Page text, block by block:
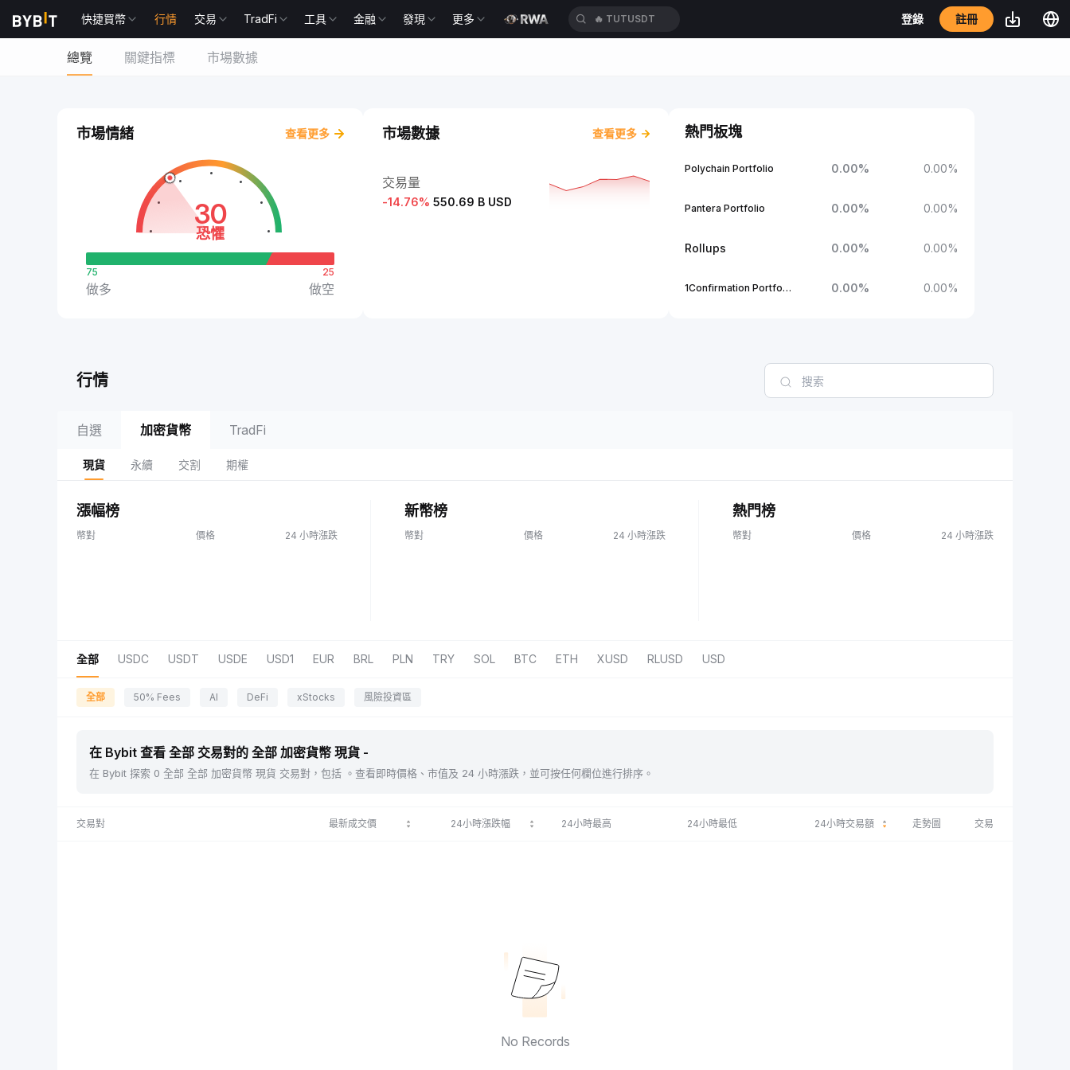
快捷買幣 行情 交易 TradFi 工具 金融 發現 更多 🔥 TUTUSDT 登錄 註冊
總覽 關鍵指標 市場數據
市場情緒 查看更多
30
恐懼
75
做多
25
做空
市場數據 查看更多
交易量
-14.76% 550.69 B USD
熱門板塊
Polychain Portfolio 0.00% 0.00%
Pantera Portfolio 0.00% 0.00%
Rollups 0.00% 0.00%
1Confirmation Portfolio 0.00% 0.00%
行情
自選 加密貨幣 TradFi
現貨 永續 交割 期權
漲幅榜
幣對 價格 24 小時漲跌
新幣榜
幣對 價格 24 小時漲跌
熱門榜
幣對 價格 24 小時漲跌
全部 USDC USDT USDE USD1 EUR BRL PLN TRY SOL BTC ETH XUSD RLUSD USD
全部 50% Fees AI DeFi xStocks 風險投資區
在 Bybit 查看 全部 交易對的 全部 加密貨幣 現貨 -
在 Bybit 探索 0 全部 全部 加密貨幣 現貨 交易對，包括 。查看即時價格、市值及 24 小時漲跌，並可按任何欄位進行排序。
交易對 最新成交價 24小時漲跌幅 24小時最高 24小時最低 24小時交易額 走勢圖 交易
No Records